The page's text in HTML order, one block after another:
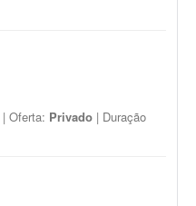
| Oferta: Privado | Duração